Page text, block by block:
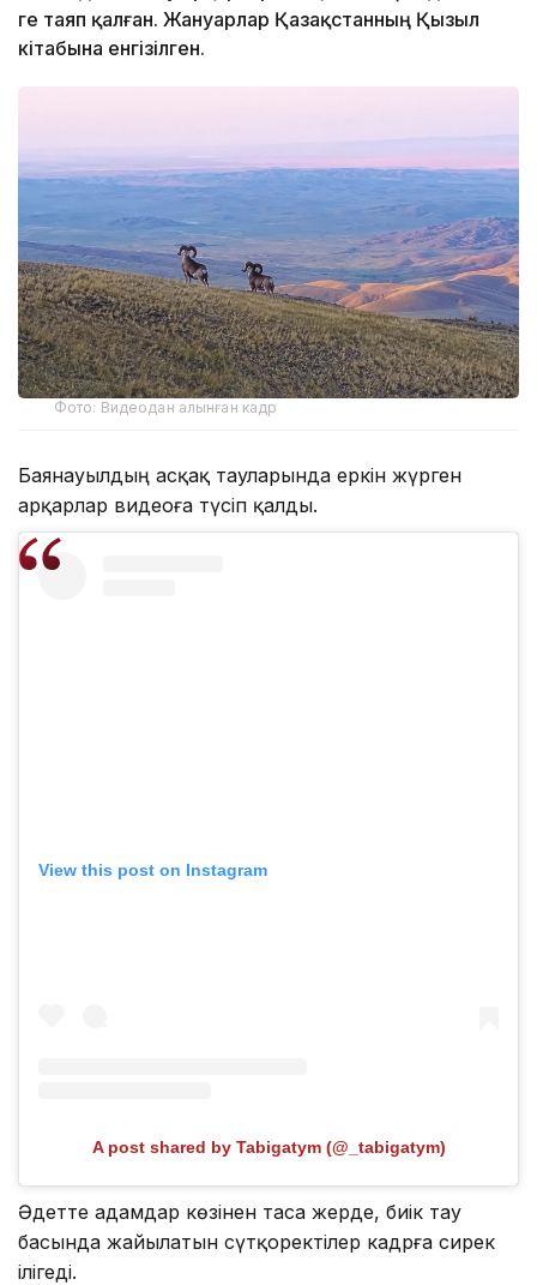
ге таяп қалған. Жануарлар Қазақстанның Қызыл
кітабына енгізілген.
Фото: Видеодан алынған кадр
Баянауылдың асқақ тауларында еркін жүрген
арқарлар видеоға түсіп қалды.
View this post on Instagram
A post shared by Tabigatym (@_tabigatym)
Әдетте адамдар көзінен таса жерде, биік тау
басында жайылатын сүтқоректілер кадрға сирек
ілігеді.